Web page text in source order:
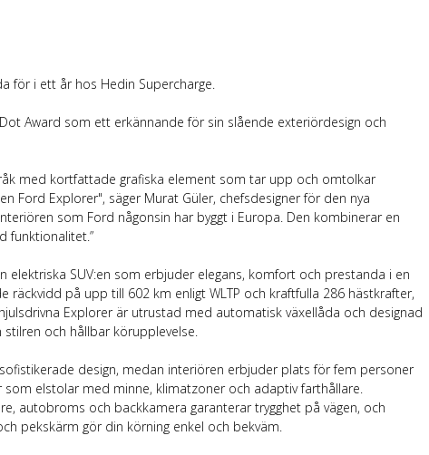
för i ett år hos Hedin Supercharge.
Award som ett erkännande för sin slående exteriördesign och
med kortfattade grafiska element som tar upp och omtolkar
Ford Explorer", säger Murat Güler, chefsdesigner för den nya
som Ford någonsin har byggt i Europa. Den kombinerar en
funktionalitet.”
elektriska SUV:en som erbjuder elegans, komfort och prestanda i en
på upp till 602 km enligt WLTP och kraftfulla 286 hästkrafter,
Explorer är utrustad med automatisk växellåda och designad
och hållbar körupplevelse.
design, medan interiören erbjuder plats för fem personer
som elstolar med minne, klimatzoner och adaptiv farthållare.
autobroms och backkamera garanterar trygghet på vägen, och
pekskärm gör din körning enkel och bekväm.